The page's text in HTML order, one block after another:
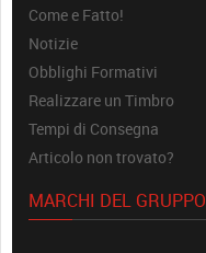
Come e Fatto!
Notizie
Obblighi Formativi
Realizzare un Timbro
Tempi di Consegna
Articolo non trovato?
MARCHI DEL GRUPPO